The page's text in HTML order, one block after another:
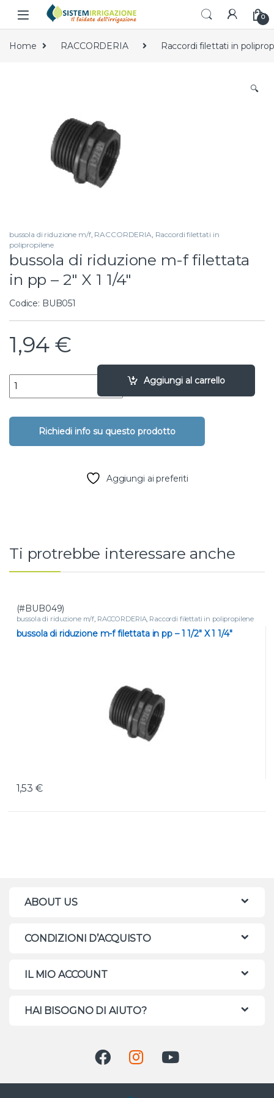
Skip to navigation
Skip to content
0
Home RACCORDERIA Raccordi filettati in
🔍
bussola di riduzione m/f, RACCORDERIA, Raccordi filettati in
polipropilene
bussola di riduzione m-f filettata
in pp – 2″ X 1 1/4″
Codice: BUB051
1,94 €
bussola di riduzione m-f filettata in pp - 2" X 1 1/4" quantity
Aggiungi al carrello
Aggiungi ai preferiti
Ti protrebbe interessare anche
(#BUB049)
bussola di riduzione m/f, RACCORDERIA, Raccordi filettati in polipropilene
bussola di riduzione m-f filettata in pp – 1 1/2″ X 1 1/4″
1,53 €
ABOUT US
CONDIZIONI D’ACQUISTO
IL MIO ACCOUNT
HAI BISOGNO DI AIUTO?